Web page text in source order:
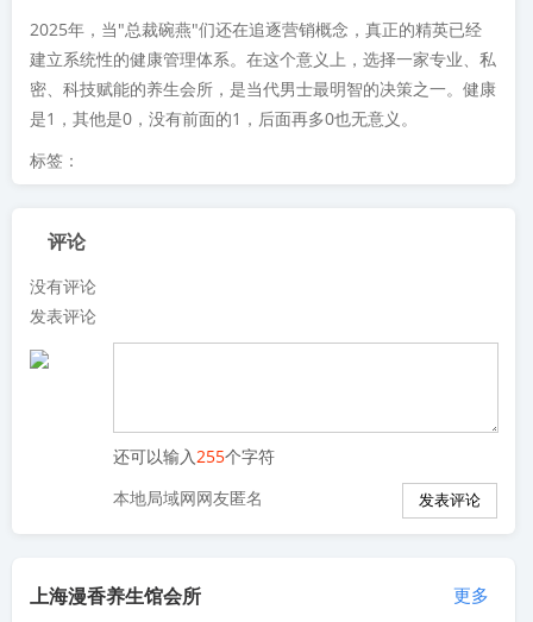
2025年，当"总裁碗燕"们还在追逐营销概念，真正的精英已经
建立系统性的健康管理体系。在这个意义上，选择一家专业、私
密、科技赋能的养生会所，是当代男士最明智的决策之一。健康
是1，其他是0，没有前面的1，后面再多0也无意义。
标签：
评论
没有评论
发表评论
还可以输入255个字符
本地局域网网友匿名
上海漫香养生馆会所 更多